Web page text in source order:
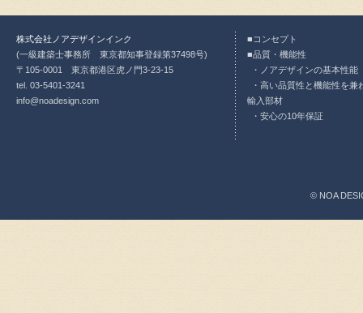
株式会社ノアデザインインク
(一級建築士事務所 東京都知事登録第37498号)
〒105-0001 東京都港区虎ノ門3-23-15
tel. 03-5401-3241
info@noadesign.com
コンセプト
品質・機能性
ノアデザインの基本性能
高い品質性と機能性を兼
輸入部材
安心の10年保証
© NOA